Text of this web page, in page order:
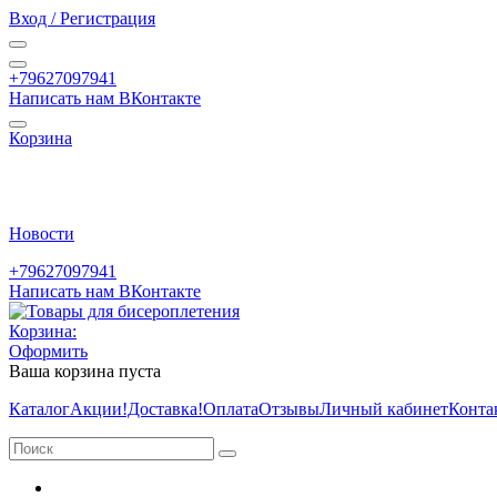
Вход / Регистрация
+79627097941
Написать нам ВКонтакте
Корзина
Новости
+79627097941
Написать нам ВКонтакте
Корзина:
Оформить
Ваша корзина пуста
КаталогАкции!Доставка!ОплатаОтзывыЛичный кабинет